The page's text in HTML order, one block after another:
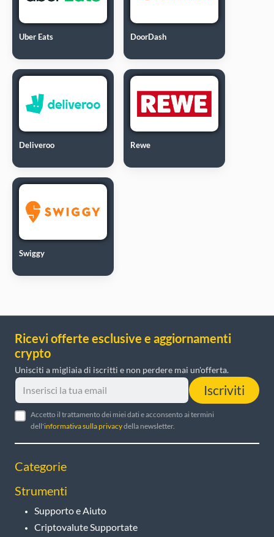
Uber Eats DoorDash
Deliveroo Rewe
Swiggy
Ricevi offerte esclusive e aggiornamenti
crypto
Unisciti a migliaia di iscritti e non perdere mai un'offerta.
Iscriviti
Accetto il trattamento dei miei dati e acconsento ai termini
dell'informativa sulla privacydella newsletter.
Categorie
Strumenti
Supporto e Aiuto
Criptovalute Supportate